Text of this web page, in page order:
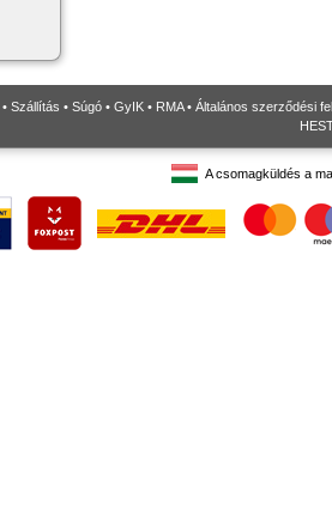
• Szállítás • Súgó • GyIK • RMA• Általános szerződési
A csomagküldés a